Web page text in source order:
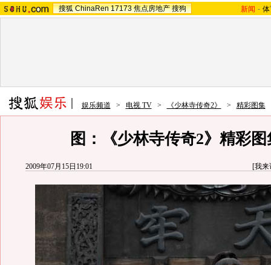
搜狐 ChinaRen 17173 焦点房地产 搜狗 新闻 -
娱乐频道 > 电视 TV > 《少林寺传奇2》 > 精彩图集
图：《少林寺传奇2》精彩图
2009年07月15日19:01 [我来